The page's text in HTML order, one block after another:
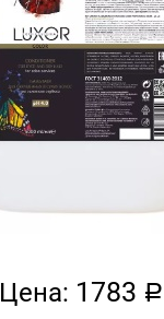
Цена: 1783 a